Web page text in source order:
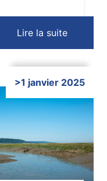
Lire la suite
>1 janvier 2025
ici